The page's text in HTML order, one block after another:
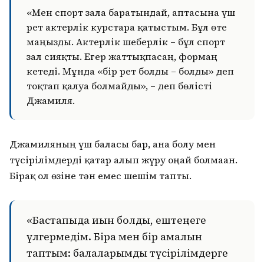
«Мен спорт залға баратындай, аптасына үш
рет актерлік курстарға қатыстым. Бұл өте
маңызды. Актерлік шеберлік – бұл спорт
зал сияқты. Егер жаттықпасаң, формаң
кетеді. Мұнда «бір рет болды – болды» деп
тоқтап қалуға болмайды», – деп бөлісті
Джамиля.
Джамиляның үш баласы бар, ана болу мен
түсірілімдерді қатар алып жүру оңай болмаған.
Бірақ ол өзіне тән емес шешім тапты.
«Бастапқыда қиын болды, ештеңеге
үлгермедім. Бірақ мен бір амалын
таптым: балаларымды түсірілімдерге